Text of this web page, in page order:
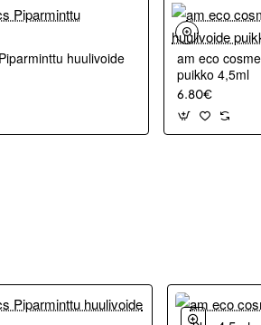
huulivoide
am eco
puikko 4,5ml
6.80€